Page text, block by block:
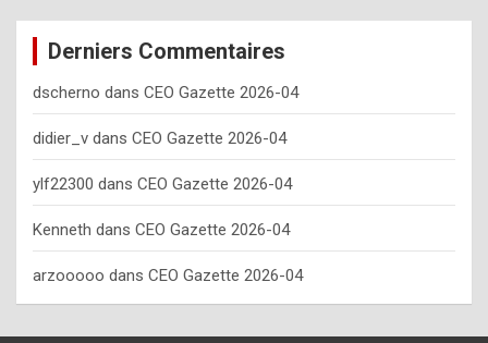
e
y
o
u
s
h
o
Derniers Commentaires
dscherno dans CEO Gazette 2026-04
didier_v dans CEO Gazette 2026-04
ylf22300 dans CEO Gazette 2026-04
Kenneth dans CEO Gazette 2026-04
arzooooo dans CEO Gazette 2026-04